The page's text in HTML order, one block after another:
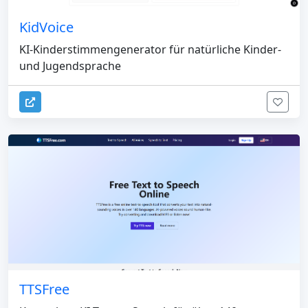
KidVoice
KI-Kinderstimmengenerator für natürliche Kinder-
und Jugendsprache
TTSFree